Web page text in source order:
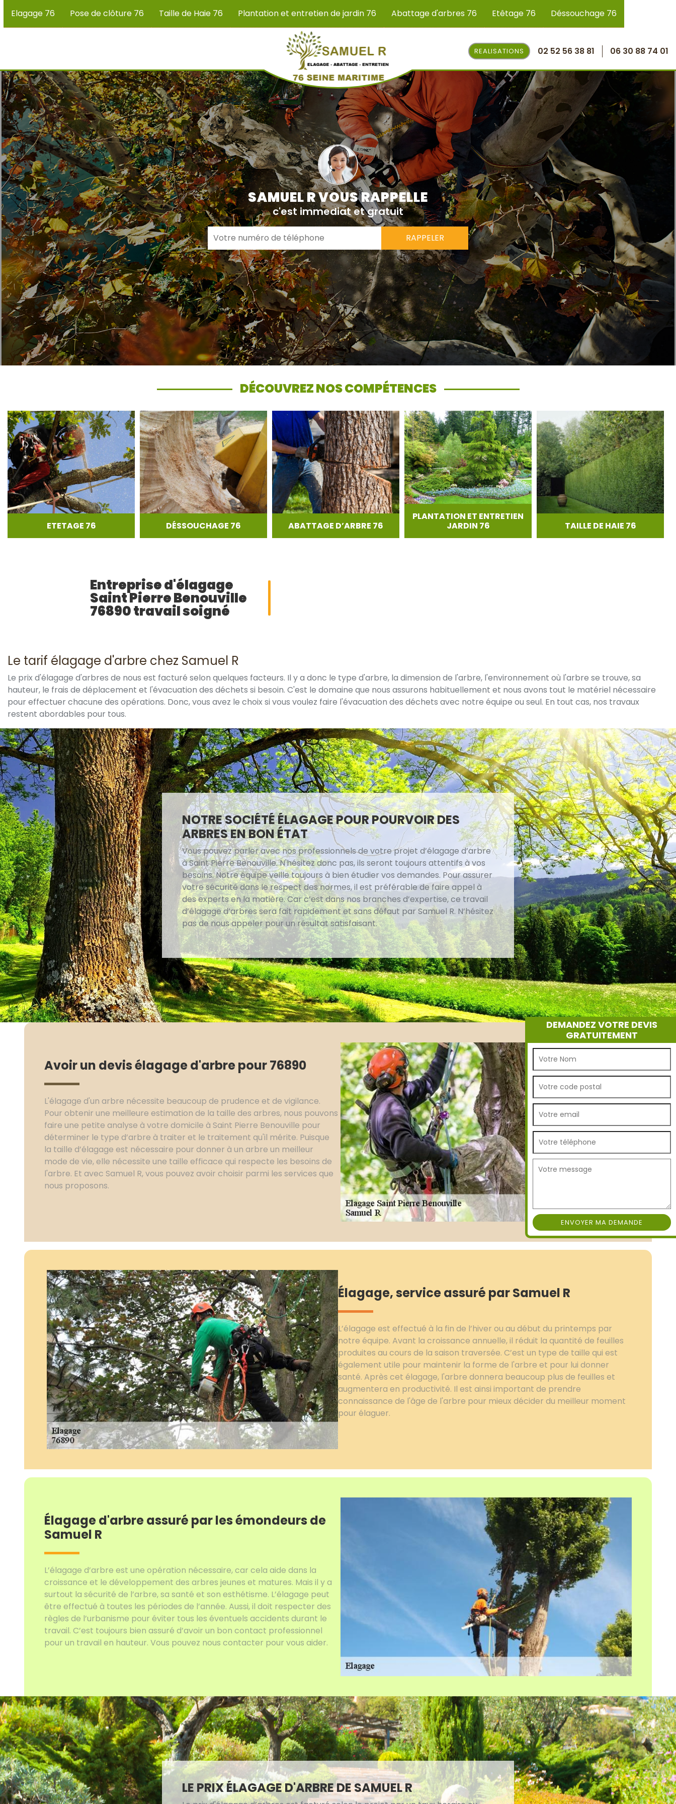
Elagage 76 Pose de clôture 76 Taille de Haie 76 Plantation et entretien de jardin 76 Abattage d'arbres 76 Etêtage 76 Déssouchage 76
REALISATIONS 02 52 56 38 81 06 30 88 74 01
SAMUEL R VOUS RAPPELLE
c'est immediat et gratuit
DÉCOUVREZ NOS COMPÉTENCES
ETETAGE 76 DÉSSOUCHAGE 76 ABATTAGE D’ARBRE 76
PLANTATION ET ENTRETIEN
JARDIN 76
TAILLE DE HAIE 76
DEMANDEZ VOTRE DEVIS
GRATUITEMENT
Entreprise d'élagage
Saint Pierre Benouville
76890 travail soigné
Le tarif élagage d'arbre chez Samuel R
Le prix d'élagage d'arbres de nous est facturé selon quelques facteurs. Il y a donc le type d'arbre, la dimension de l'arbre, l'environnement où l'arbre se trouve, sa
hauteur, le frais de déplacement et l'évacuation des déchets si besoin. C'est le domaine que nous assurons habituellement et nous avons tout le matériel nécessaire
pour effectuer chacune des opérations. Donc, vous avez le choix si vous voulez faire l'évacuation des déchets avec notre équipe ou seul. En tout cas, nos travaux
restent abordables pour tous.
NOTRE SOCIÉTÉ ÉLAGAGE POUR POURVOIR DES
ARBRES EN BON ÉTAT
Vous pouvez parler avec nos professionnels de votre projet d’élagage d’arbre
à Saint Pierre Benouville. N'hésitez donc pas, ils seront toujours attentifs à vos
besoins. Notre équipe veille toujours à bien étudier vos demandes. Pour assurer
votre sécurité dans le respect des normes, il est préférable de faire appel à
des experts en la matière. Car c’est dans nos branches d’expertise, ce travail
d’élagage d’arbres sera fait rapidement et sans défaut par Samuel R. N’hésitez
pas de nous appeler pour un résultat satisfaisant.
Avoir un devis élagage d'arbre pour 76890
L'élagage d'un arbre nécessite beaucoup de prudence et de vigilance.
Pour obtenir une meilleure estimation de la taille des arbres, nous pouvons
faire une petite analyse à votre domicile à Saint Pierre Benouville pour
déterminer le type d’arbre à traiter et le traitement qu'il mérite. Puisque
la taille d’élagage est nécessaire pour donner à un arbre un meilleur
mode de vie, elle nécessite une taille efficace qui respecte les besoins de
l'arbre. Et avec Samuel R, vous pouvez avoir choisir parmi les services que
nous proposons.
Élagage, service assuré par Samuel R
L’élagage est effectué à la fin de l’hiver ou au début du printemps par
notre équipe. Avant la croissance annuelle, il réduit la quantité de feuilles
produites au cours de la saison traversée. C’est un type de taille qui est
également utile pour maintenir la forme de l'arbre et pour lui donner
santé. Après cet élagage, l'arbre donnera beaucoup plus de feuilles et
augmentera en productivité. Il est ainsi important de prendre
connaissance de l'âge de l'arbre pour mieux décider du meilleur moment
pour élaguer.
Élagage d'arbre assuré par les émondeurs de
Samuel R
L’élagage d’arbre est une opération nécessaire, car cela aide dans la
croissance et le développement des arbres jeunes et matures. Mais il y a
surtout la sécurité de l’arbre, sa santé et son esthétisme. L’élagage peut
être effectué à toutes les périodes de l’année. Aussi, il doit respecter des
règles de l’urbanisme pour éviter tous les éventuels accidents durant le
travail. C’est toujours bien assuré d’avoir un bon contact professionnel
pour un travail en hauteur. Vous pouvez nous contacter pour vous aider.
LE PRIX ÉLAGAGE D'ARBRE DE SAMUEL R